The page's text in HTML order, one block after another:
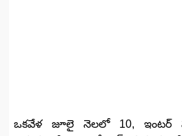
ఒకవేళ జూలై నెలలో 10, ఇంటర్